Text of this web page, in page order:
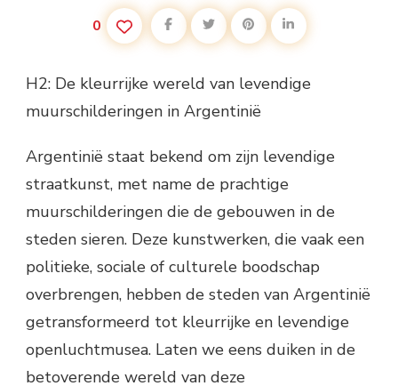
0
H2: De kleurrijke wereld van levendige
muurschilderingen in Argentinië
Argentinië staat bekend om zijn levendige
straatkunst, met name de prachtige
muurschilderingen die de gebouwen in de
steden sieren. Deze kunstwerken, die vaak een
politieke, sociale of culturele boodschap
overbrengen, hebben de steden van Argentinië
getransformeerd tot kleurrijke en levendige
openluchtmusea. Laten we eens duiken in de
betoverende wereld van deze